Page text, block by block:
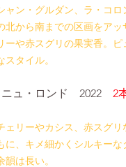
ン・グルダン、ラ・コロ
から南までの区画をアッ
や赤スグリの果実香。ピ
タイル。
ュ・ロンド　2022 2
リーやカシス、赤スグリ
、キメ細かくシルキーな
は長い。